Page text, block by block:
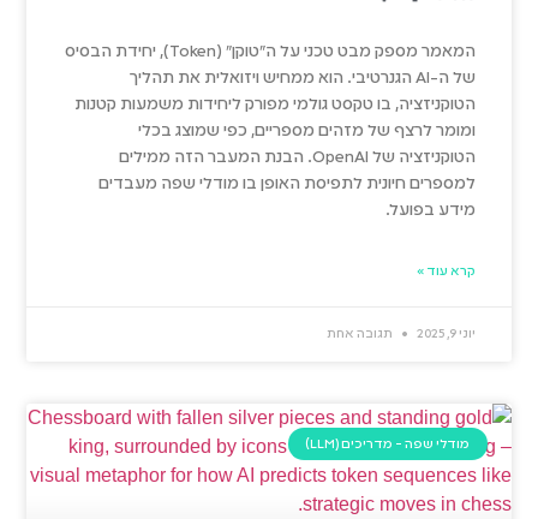
המאמר מספק מבט טכני על ה"טוקן" (Token), יחידת הבסיס
של ה-AI הגנרטיבי. הוא ממחיש ויזואלית את תהליך
הטוקניזציה, בו טקסט גולמי מפורק ליחידות משמעות קטנות
ומומר לרצף של מזהים מספריים, כפי שמוצג בכלי
הטוקניזציה של OpenAI. הבנת המעבר הזה ממילים
למספרים חיונית לתפיסת האופן בו מודלי שפה מעבדים
מידע בפועל.
קרא עוד »
יוני 9, 2025 תגובה אחת
מודלי שפה - מדריכים (LLM)